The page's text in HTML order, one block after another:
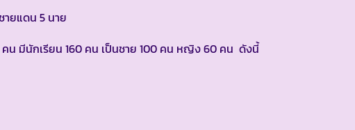
ยแดน 5 นาย
น มีนักเรียน 160 คน เป็นชาย 100 คน หญิง 60 คน ดังนี้